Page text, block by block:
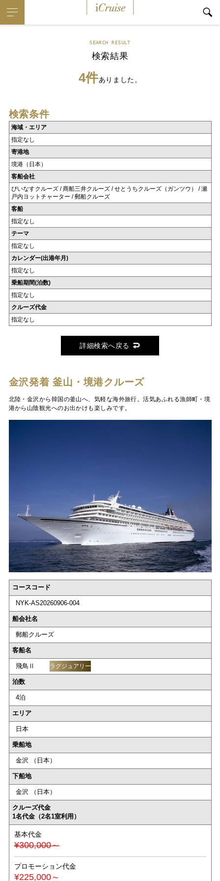
SEARCH RESULT
検索結果
4件ありました。
検索条件
海域・エリア
指定なし
寄港地
境港（日本）
客船会社
びいなすクルーズ / 商船三井クルーズ / せとうちクルーズ（ガンツウ） / 瀬
戸内ヨットチャーター / 郵船クルーズ
客船
指定なし
テーマ
指定なし
カレンダー(出港年月)
指定なし
乗船期間(泊数)
指定なし
クルーズ代金
指定なし
詳細検索へ戻る
金沢発着 釜山・境港クルーズ
北陸・金沢から韓国の釜山へ、気軽な海外旅行。活気あふれる漁師町・境
港から山陰観光へのお出かけも楽しみです。
コースコード
NYK-AS20260906-004
船会社名
郵船クルーズ
客船名
飛鳥Ⅱ ラグジュアリー
泊数
4泊
エリア
日本
乗船地
金沢 （日本）
下船地
金沢 （日本）
クルーズ代金
1名代金（2名1室利用）
基本代金
¥300,000～
プロモーション代金
¥225,000～